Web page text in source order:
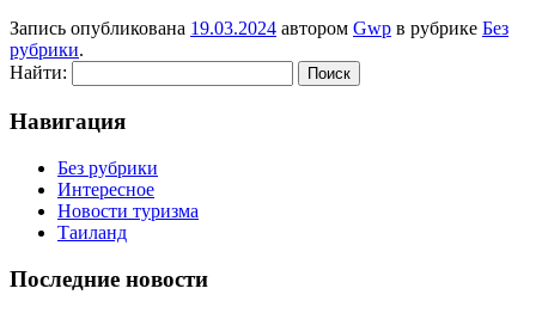
Запись опубликована 19.03.2024 автором Gwp в рубрике Без
рубрики.
Найти:
Навигация
Без рубрики
Интересное
Новости туризма
Таиланд
Последние новости